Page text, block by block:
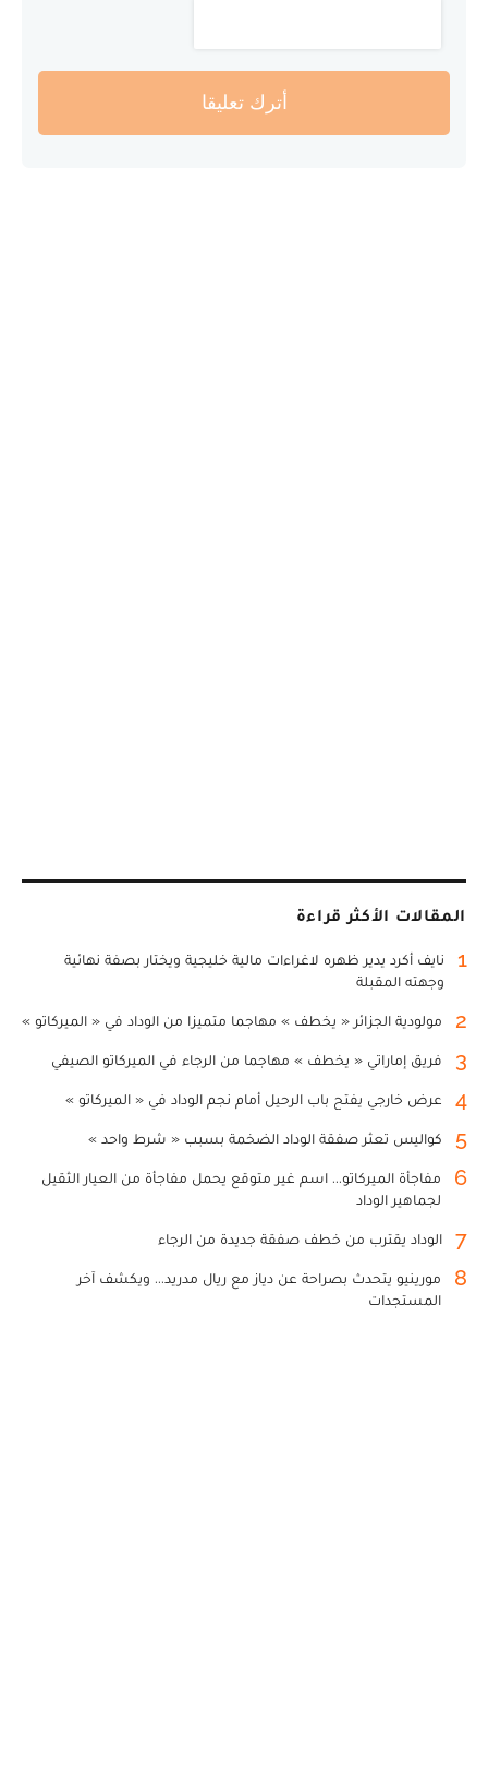
أترك تعليقا
المقالات الأكثر قراءة
1
نايف أكرد يدير ظهره لاغراءات مالية خليجية ويختار بصفة نهائية
وجهته المقبلة
2 مولودية الجزائر « يخطف » مهاجما متميزا من الوداد في « الميركاتو »
3 فريق إماراتي « يخطف » مهاجما من الرجاء في الميركاتو الصيفي
4 عرض خارجي يفتح باب الرحيل أمام نجم الوداد في « الميركاتو »
5 كواليس تعثر صفقة الوداد الضخمة بسبب « شرط واحد »
6
مفاجأة الميركاتو... اسم غير متوقع يحمل مفاجأة من العيار الثقيل
لجماهير الوداد
7 الوداد يقترب من خطف صفقة جديدة من الرجاء
8
مورينيو يتحدث بصراحة عن دياز مع ريال مدريد... ويكشف آخر
المستجدات